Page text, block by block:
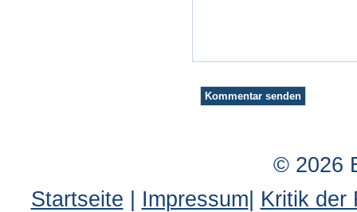
© 2026
Startseite | Impressum| Kritik der